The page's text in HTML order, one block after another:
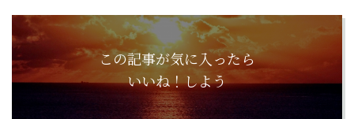
この記事が気に入ったら
いいね！しよう